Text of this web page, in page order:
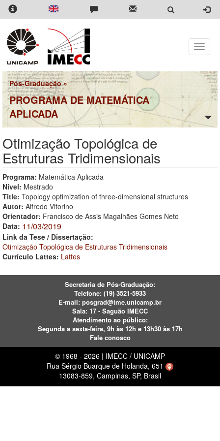
Pular
para
conteúdo
principal
Toggle
Pós-Graduação»
PROGRAMA DE MATEMÁTICA
APLICADA
Otimização Topológica de
Estruturas Tridimensionais
Programa: Matemática Aplicada
Nível: Mestrado
Title: Topology optimization of three-dimensional structures
Autor: Alfredo Vitorino
Orientador: Francisco de Assis Magalhães Gomes Neto
Data: 11/03/2019
Link da Tese / Dissertação:
Otimização Topológica de Estruturas Tridimensionais
Currículo Lattes: Lattes
Secretaria de Pós-Graduação:
Telefone: (19) 3521-5933
E-mail: posgrad@ime.unicamp.br
Sala: 17 - Saguão IMECC
Atendimento ao público:
Segunda a sexta-feira, 9h às 12h e 13h30 às 17h
Fale conosco
© 1968 - 2026 | IMECC / UNICAMP
Rua Sérgio Buarque de Holanda, 651
13083-859, Campinas, SP, Brasil